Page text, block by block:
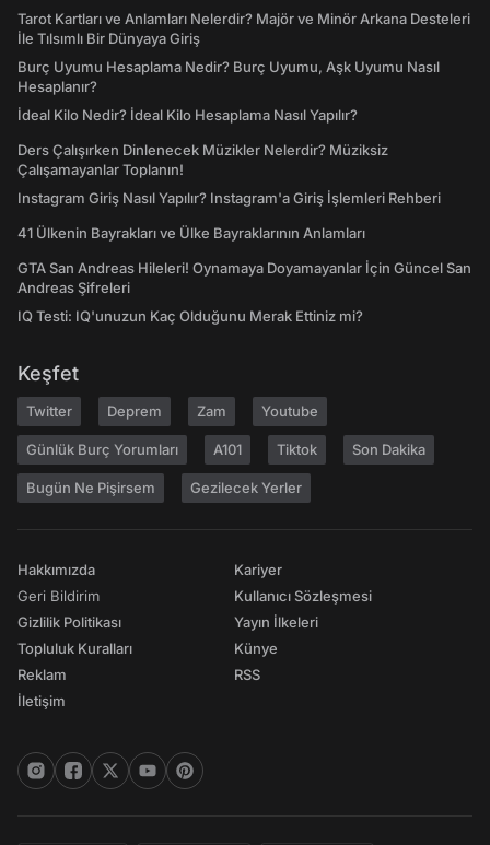
Tarot Kartları ve Anlamları Nelerdir? Majör ve Minör Arkana Desteleri
İle Tılsımlı Bir Dünyaya Giriş
Burç Uyumu Hesaplama Nedir? Burç Uyumu, Aşk Uyumu Nasıl
Hesaplanır?
İdeal Kilo Nedir? İdeal Kilo Hesaplama Nasıl Yapılır?
Ders Çalışırken Dinlenecek Müzikler Nelerdir? Müziksiz
Çalışamayanlar Toplanın!
Instagram Giriş Nasıl Yapılır? Instagram'a Giriş İşlemleri Rehberi
41 Ülkenin Bayrakları ve Ülke Bayraklarının Anlamları
GTA San Andreas Hileleri! Oynamaya Doyamayanlar İçin Güncel San
Andreas Şifreleri
IQ Testi: IQ'unuzun Kaç Olduğunu Merak Ettiniz mi?
Keşfet
Twitter Deprem Zam Youtube
Günlük Burç Yorumları A101 Tiktok Son Dakika
Bugün Ne Pişirsem Gezilecek Yerler
Hakkımızda
Geri Bildirim
Gizlilik Politikası
Topluluk Kuralları
Reklam
İletişim
Kariyer
Kullanıcı Sözleşmesi
Yayın İlkeleri
Künye
RSS